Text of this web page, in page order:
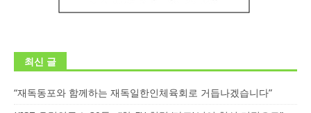
최신 글
“재독동포와 함께하는 재독일한인체육회로 거듭나겠습니다”